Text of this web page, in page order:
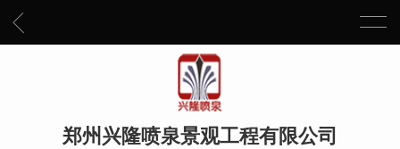
郑州兴隆喷泉景观工程有限公司